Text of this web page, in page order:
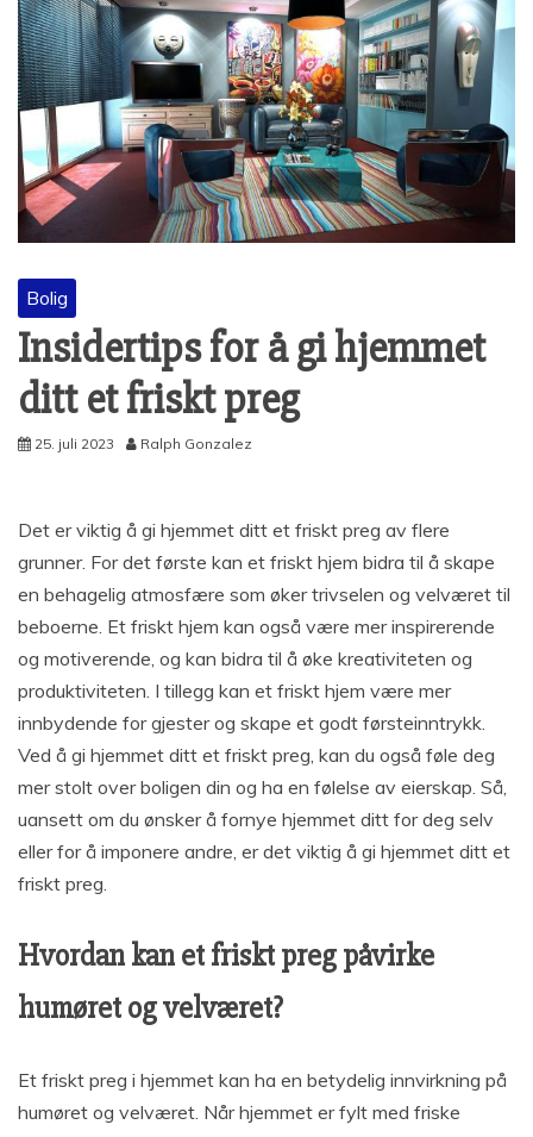
Bolig
Insidertips for å gi hjemmet
ditt et friskt preg
25. juli 2023 Ralph Gonzalez
Det er viktig å gi hjemmet ditt et friskt preg av flere
grunner. For det første kan et friskt hjem bidra til å skape
en behagelig atmosfære som øker trivselen og velværet til
beboerne. Et friskt hjem kan også være mer inspirerende
og motiverende, og kan bidra til å øke kreativiteten og
produktiviteten. I tillegg kan et friskt hjem være mer
innbydende for gjester og skape et godt førsteinntrykk.
Ved å gi hjemmet ditt et friskt preg, kan du også føle deg
mer stolt over boligen din og ha en følelse av eierskap. Så,
uansett om du ønsker å fornye hjemmet ditt for deg selv
eller for å imponere andre, er det viktig å gi hjemmet ditt et
friskt preg.
Hvordan kan et friskt preg påvirke
humøret og velværet?
Et friskt preg i hjemmet kan ha en betydelig innvirkning på
humøret og velværet. Når hjemmet er fylt med friske